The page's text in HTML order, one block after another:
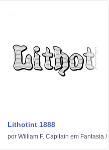
Lithotint 1888
por William F. Capitain em Fantasia /